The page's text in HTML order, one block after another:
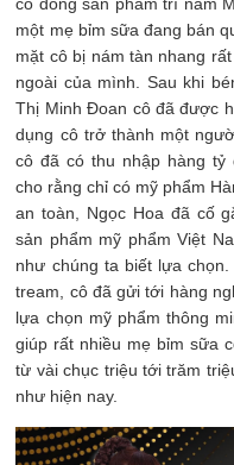
một mẹ bỉm sữa đang bán
mặt cô bị nám tàn nhang
ngoài của mình. Sau khi
Thị Minh Đoan cô đã được
dụng cô trở thành một
cô đã có thu nhập hàng tỷ
cho rằng chỉ có mỹ phẩm
an toàn, Ngọc Hoa đã cố
sản phẩm mỹ phẩm Việt
như chúng ta biết lựa
tream, cô đã gửi tới hàng
lựa chọn mỹ phẩm thông
giúp rất nhiều mẹ bỉm sữa
từ vài chục triệu tới trăm
như hiện nay.